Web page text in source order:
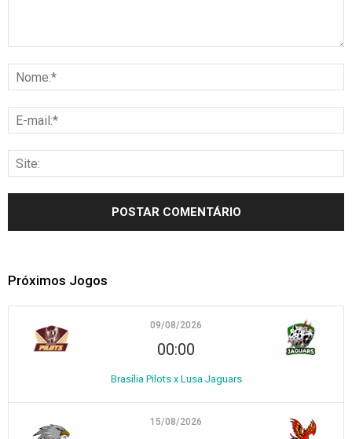
Próximos Jogos
09/08/2026
00:00
Brasília Pilots x Lusa Jaguars
15/08/2026